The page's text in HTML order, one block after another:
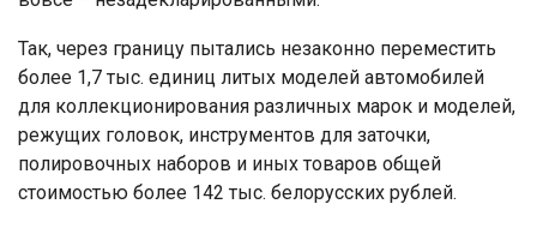
Так, через границу пытались незаконно переместить
более 1,7 тыс. единиц литых моделей автомобилей
для коллекционирования различных марок и моделей,
режущих головок, инструментов для заточки,
полировочных наборов и иных товаров общей
стоимостью более 142 тыс. белорусских рублей.